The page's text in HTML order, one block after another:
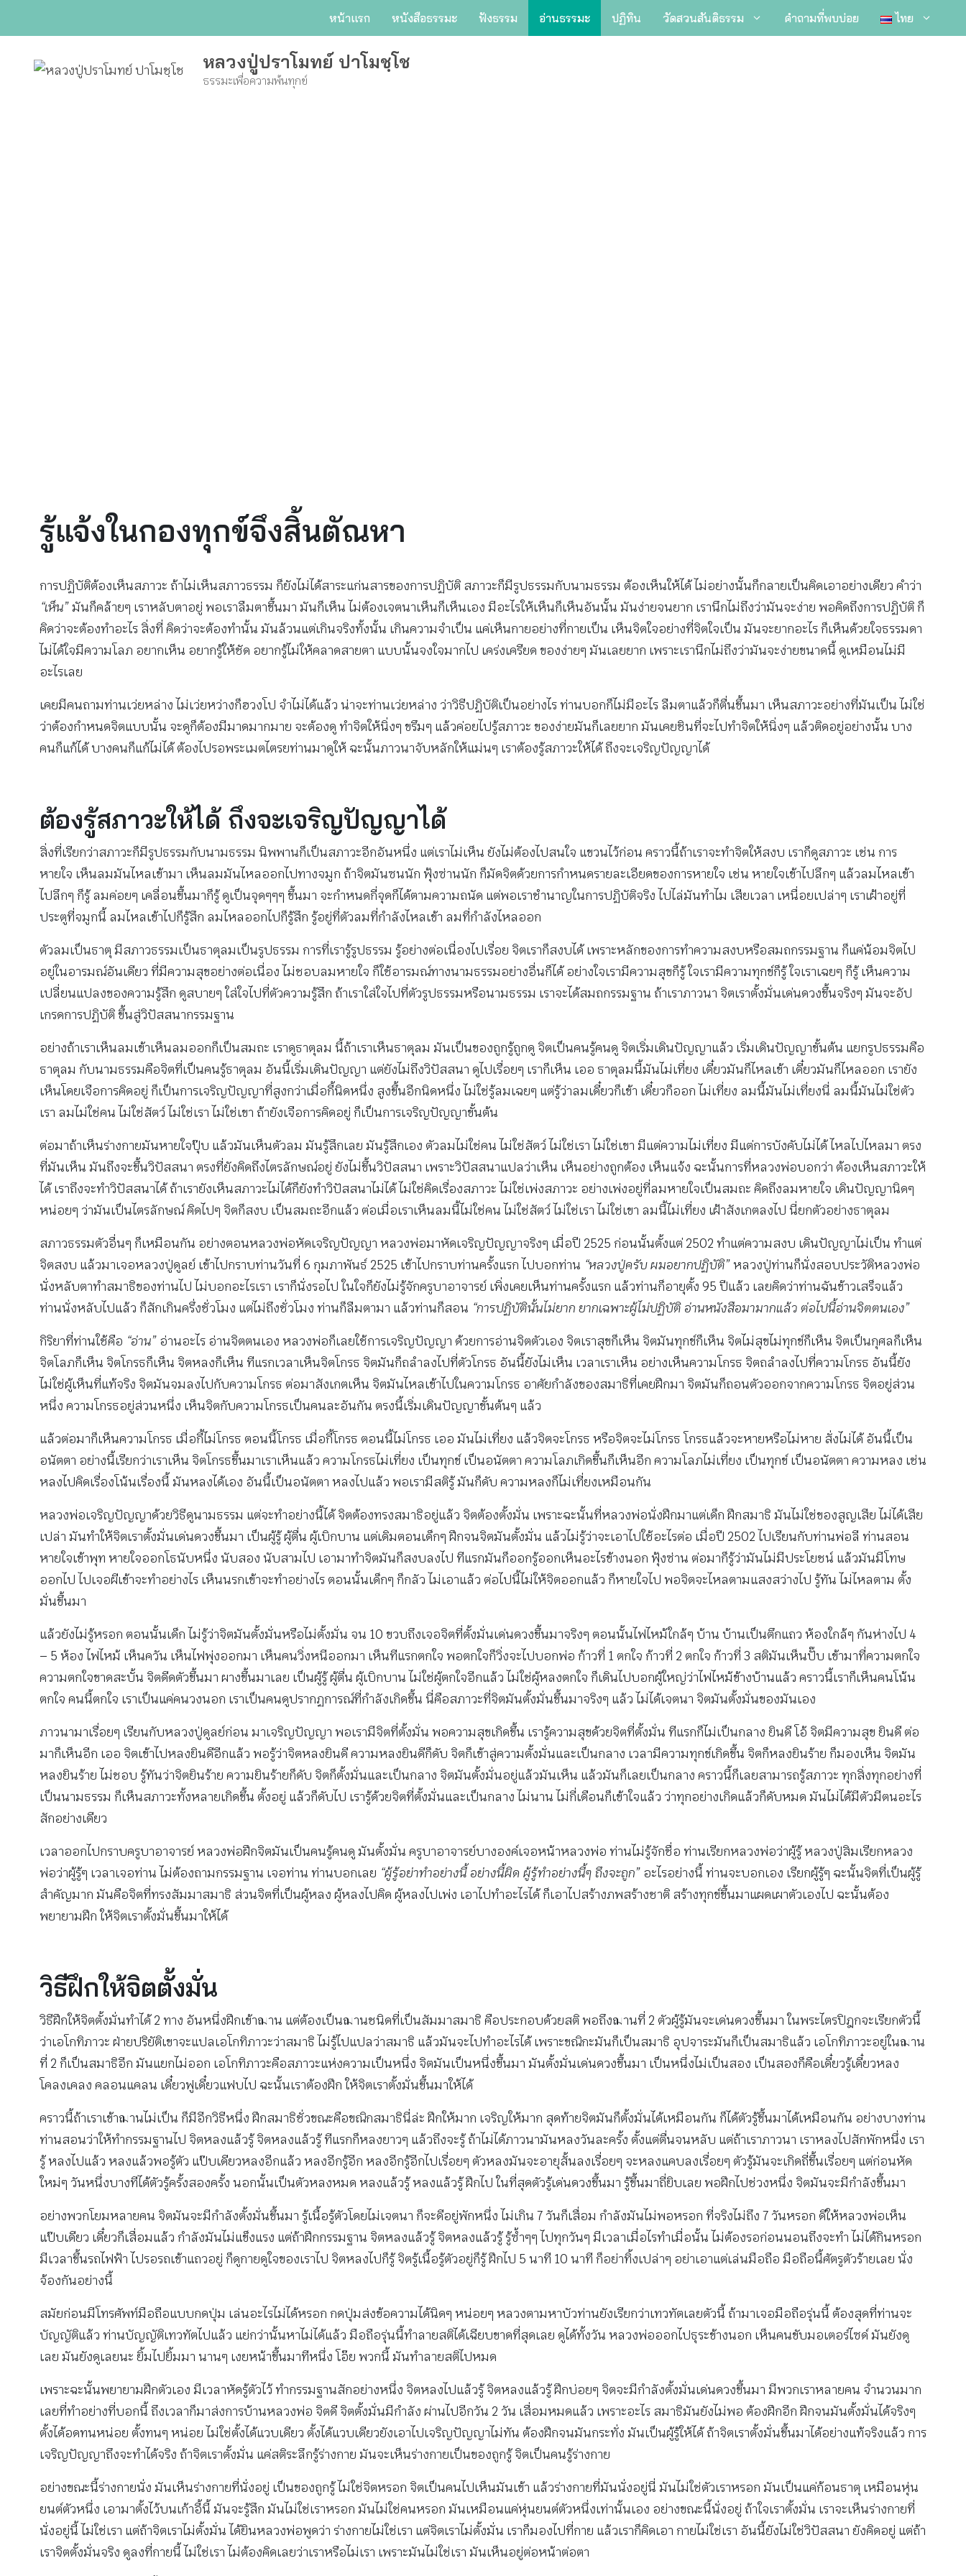
หน้าแรก หนังสือธรรมะ ฟังธรรม อ่านธรรมะ ปฏิทิน วัดสวนสันติธรรม คำถามที่พบบ่อย ไทย
หลวงปู่ปราโมทย์ ปาโมชฺโช
ธรรมะเพื่อความพ้นทุกข์
รู้แจ้งในกองทุกข์จึงสิ้นตัณหา
การปฏิบัติต้องเห็นสภาวะ ถ้าไม่เห็นสภาวธรรม ก็ยังไม่ได้สาระแก่นสารของการปฏิบัติ สภาวะก็มีรูปธรรมกับนามธรรม ต้องเห็นให้ได้ ไม่อย่างนั้นก็กลายเป็นคิดเอาอย่างเดียว คำว่า
“เห็น” มันก็คล้ายๆ เราหลับตาอยู่ พอเราลืมตาขึ้นมา มันก็เห็น ไม่ต้องเจตนาเห็นก็เห็นเอง มีอะไรให้เห็นก็เห็นอันนั้น มันง่ายจนยาก เรานึกไม่ถึงว่ามันจะง่าย พอคิดถึงการปฏิบัติ ก็
คิดว่าจะต้องทำอะไร สิ่งที่ คิดว่าจะต้องทำนั้น มันล้วนแต่เกินจริงทั้งนั้น เกินความจำเป็น แค่เห็นกายอย่างที่กายเป็น เห็นจิตใจอย่างที่จิตใจเป็น มันจะยากอะไร ก็เห็นด้วยใจธรรมดา
ไม่ได้ใจมีความโลภ อยากเห็น อยากรู้ให้ชัด อยากรู้ไม่ให้คลาดสายตา แบบนั้นจงใจมากไป เคร่งเครียด ของง่ายๆ มันเลยยาก เพราะเรานึกไม่ถึงว่ามันจะง่ายขนาดนี้ ดูเหมือนไม่มี
อะไรเลย
เคยมีคนถามท่านเว่ยหล่าง ไม่เว่ยหว่างก็ฮวงโป จำไม่ได้แล้ว น่าจะท่านเว่ยหล่าง ว่าวิธีปฏิบัติเป็นอย่างไร ท่านบอกก็ไม่มีอะไร ลืมตาแล้วก็ตื่นขึ้นมา เห็นสภาวะอย่างที่มันเป็น ไม่ใช่
ว่าต้องกำหนดจิตแบบนั้น จะดูก็ต้องมีมาดมากมาย จะต้องดู ทำจิตให้นิ่งๆ ขรึมๆ แล้วค่อยไปรู้สภาวะ ของง่ายมันก็เลยยาก มันเคยชินที่จะไปทำจิตให้นิ่งๆ แล้วติดอยู่อย่างนั้น บาง
คนก็แก้ได้ บางคนก็แก้ไม่ได้ ต้องไปรอพระเมตไตรยท่านมาดูให้ ฉะนั้นภาวนาจับหลักให้แม่นๆ เราต้องรู้สภาวะให้ได้ ถึงจะเจริญปัญญาได้
ต้องรู้สภาวะให้ได้ ถึงจะเจริญปัญญาได้
สิ่งที่เรียกว่าสภาวะก็มีรูปธรรมกับนามธรรม นิพพานก็เป็นสภาวะอีกอันหนึ่ง แต่เราไม่เห็น ยังไม่ต้องไปสนใจ แขวนไว้ก่อน คราวนี้ถ้าเราจะทำจิตให้สงบ เราก็ดูสภาวะ เช่น การ
หายใจ เห็นลมมันไหลเข้ามา เห็นลมมันไหลออกไปทางจมูก ถ้าจิตมันซนนัก ฟุ้งซ่านนัก ก็มัดจิตด้วยการกำหนดรายละเอียดของการหายใจ เช่น หายใจเข้าไปลึกๆ แล้วลมไหลเข้า
ไปลึกๆ ก็รู้ ลมค่อยๆ เคลื่อนขึ้นมาก็รู้ ดูเป็นจุดๆๆๆ ขึ้นมา จะกำหนดกี่จุดก็ได้ตามความถนัด แต่พอเราชำนาญในการปฏิบัติจริง ไปไล่มันทำไม เสียเวลา เหนื่อยเปล่าๆ เราเฝ้าอยู่ที่
ประตูที่จมูกนี้ ลมไหลเข้าไปก็รู้สึก ลมไหลออกไปก็รู้สึก รู้อยู่ที่ตัวลมที่กำลังไหลเข้า ลมที่กำลังไหลออก
ตัวลมเป็นธาตุ มีสภาวธรรมเป็นธาตุลมเป็นรูปธรรม การที่เรารู้รูปธรรม รู้อย่างต่อเนื่องไปเรื่อย จิตเราก็สงบได้ เพราะหลักของการทำความสงบหรือสมถกรรมฐาน ก็แค่น้อมจิตไป
อยู่ในอารมณ์อันเดียว ที่มีความสุขอย่างต่อเนื่อง ไม่ชอบลมหายใจ ก็ใช้อารมณ์ทางนามธรรมอย่างอื่นก็ได้ อย่างใจเรามีความสุขก็รู้ ใจเรามีความทุกข์ก็รู้ ใจเราเฉยๆ ก็รู้ เห็นความ
เปลี่ยนแปลงของความรู้สึก ดูสบายๆ ใส่ใจไปที่ตัวความรู้สึก ถ้าเราใส่ใจไปที่ตัวรูปธรรมหรือนามธรรม เราจะได้สมถกรรมฐาน ถ้าเราภาวนา จิตเราตั้งมั่นเด่นดวงขึ้นจริงๆ มันจะอัป
เกรดการปฏิบัติ ขึ้นสู่วิปัสสนากรรมฐาน
อย่างถ้าเราเห็นลมเข้าเห็นลมออกก็เป็นสมถะ เราดูธาตุลม นี้ถ้าเราเห็นธาตุลม มันเป็นของถูกรู้ถูกดู จิตเป็นคนรู้คนดู จิตเริ่มเดินปัญญาแล้ว เริ่มเดินปัญญาขั้นต้น แยกรูปธรรมคือ
ธาตุลม กับนามธรรมคือจิตที่เป็นคนรู้ธาตุลม อันนี้เริ่มเดินปัญญา แต่ยังไม่ถึงวิปัสสนา ดูไปเรื่อยๆ เราก็เห็น เออ ธาตุลมนี้มันไม่เที่ยง เดี๋ยวมันก็ไหลเข้า เดี๋ยวมันก็ไหลออก เรายัง
เห็นโดยเจือการคิดอยู่ ก็เป็นการเจริญปัญญาที่สูงกว่าเมื่อกี้นิดหนึ่ง สูงขึ้นอีกนิดหนึ่ง ไม่ใช่รู้ลมเฉยๆ แต่รู้ว่าลมเดี๋ยวก็เข้า เดี๋ยวก็ออก ไม่เที่ยง ลมนี้มันไม่เที่ยงนี่ ลมนี้มันไม่ใช่ตัว
เรา ลมไม่ใช่คน ไม่ใช่สัตว์ ไม่ใช่เรา ไม่ใช่เขา ถ้ายังเจือการคิดอยู่ ก็เป็นการเจริญปัญญาขั้นต้น
ต่อมาถ้าเห็นร่างกายมันหายใจปุ๊บ แล้วมันเห็นตัวลม มันรู้สึกเลย มันรู้สึกเอง ตัวลมไม่ใช่คน ไม่ใช่สัตว์ ไม่ใช่เรา ไม่ใช่เขา มีแต่ความไม่เที่ยง มีแต่การบังคับไม่ได้ ไหลไปไหลมา ตรง
ที่มันเห็น มันถึงจะขึ้นวิปัสสนา ตรงที่ยังคิดถึงไตรลักษณ์อยู่ ยังไม่ขึ้นวิปัสสนา เพราะวิปัสสนาแปลว่าเห็น เห็นอย่างถูกต้อง เห็นแจ้ง ฉะนั้นการที่หลวงพ่อบอกว่า ต้องเห็นสภาวะให้
ได้ เราถึงจะทำวิปัสสนาได้ ถ้าเรายังเห็นสภาวะไม่ได้ก็ยังทำวิปัสสนาไม่ได้ ไม่ใช่คิดเรื่องสภาวะ ไม่ใช่เพ่งสภาวะ อย่างเพ่งอยู่ที่ลมหายใจเป็นสมถะ คิดถึงลมหายใจ เดินปัญญานิดๆ
หน่อยๆ ว่ามันเป็นไตรลักษณ์ คิดไปๆ จิตก็สงบ เป็นสมถะอีกแล้ว ต่อเมื่อเราเห็นลมนี้ไม่ใช่คน ไม่ใช่สัตว์ ไม่ใช่เรา ไม่ใช่เขา ลมนี้ไม่เที่ยง เฝ้าสังเกตลงไป นี่ยกตัวอย่างธาตุลม
สภาวธรรมตัวอื่นๆ ก็เหมือนกัน อย่างตอนหลวงพ่อหัดเจริญปัญญา หลวงพ่อมาหัดเจริญปัญญาจริงๆ เมื่อปี 2525 ก่อนนั้นตั้งแต่ 2502 ทำแต่ความสงบ เดินปัญญาไม่เป็น ทำแต่
จิตสงบ แล้วมาเจอหลวงปู่ดูลย์ เข้าไปกราบท่านวันที่ 6 กุมภาพันธ์ 2525 เข้าไปกราบท่านครั้งแรก ไปบอกท่าน “หลวงปู่ครับ ผมอยากปฏิบัติ” หลวงปู่ท่านก็นั่งสอบประวัติหลวงพ่อ
นั่งหลับตาทำสมาธิของท่านไป ไม่บอกอะไรเรา เราก็นั่งรอไป ในใจก็ยังไม่รู้จักครูบาอาจารย์ เพิ่งเคยเห็นท่านครั้งแรก แล้วท่านก็อายุตั้ง 95 ปีแล้ว เลยคิดว่าท่านฉันข้าวเสร็จแล้ว
ท่านนั่งหลับไปแล้ว ก็สักเกินครึ่งชั่วโมง แต่ไม่ถึงชั่วโมง ท่านก็ลืมตามา แล้วท่านก็สอน “การปฏิบัตินั้นไม่ยาก ยากเฉพาะผู้ไม่ปฏิบัติ อ่านหนังสือมามากแล้ว ต่อไปนี้อ่านจิตตนเอง”
กิริยาที่ท่านใช้คือ “อ่าน” อ่านอะไร อ่านจิตตนเอง หลวงพ่อก็เลยใช้การเจริญปัญญา ด้วยการอ่านจิตตัวเอง จิตเราสุขก็เห็น จิตมันทุกข์ก็เห็น จิตไม่สุขไม่ทุกข์ก็เห็น จิตเป็นกุศลก็เห็น
จิตโลภก็เห็น จิตโกรธก็เห็น จิตหลงก็เห็น ทีแรกเวลาเห็นจิตโกรธ จิตมันก็ถลำลงไปที่ตัวโกรธ อันนี้ยังไม่เห็น เวลาเราเห็น อย่างเห็นความโกรธ จิตถลำลงไปที่ความโกรธ อันนี้ยัง
ไม่ใช่ผู้เห็นที่แท้จริง จิตมันจมลงไปกับความโกรธ ต่อมาสังเกตเห็น จิตมันไหลเข้าไปในความโกรธ อาศัยกำลังของสมาธิที่เคยฝึกมา จิตมันก็ถอนตัวออกจากความโกรธ จิตอยู่ส่วน
หนึ่ง ความโกรธอยู่ส่วนหนึ่ง เห็นจิตกับความโกรธเป็นคนละอันกัน ตรงนี้เริ่มเดินปัญญาขั้นต้นๆ แล้ว
แล้วต่อมาก็เห็นความโกรธ เมื่อกี้ไม่โกรธ ตอนนี้โกรธ เมื่อกี้โกรธ ตอนนี้ไม่โกรธ เออ มันไม่เที่ยง แล้วจิตจะโกรธ หรือจิตจะไม่โกรธ โกรธแล้วจะหายหรือไม่หาย สั่งไม่ได้ อันนี้เป็น
อนัตตา อย่างนี้เรียกว่าเราเห็น จิตโกรธขึ้นมาเราเห็นแล้ว ความโกรธไม่เที่ยง เป็นทุกข์ เป็นอนัตตา ความโลภเกิดขึ้นก็เห็นอีก ความโลภไม่เที่ยง เป็นทุกข์ เป็นอนัตตา ความหลง เช่น
หลงไปคิดเรื่องโน้นเรื่องนี้ มันหลงได้เอง อันนี้เป็นอนัตตา หลงไปแล้ว พอเรามีสติรู้ มันก็ดับ ความหลงก็ไม่เที่ยงเหมือนกัน
หลวงพ่อเจริญปัญญาด้วยวิธีดูนามธรรม แต่จะทำอย่างนี้ได้ จิตต้องทรงสมาธิอยู่แล้ว จิตต้องตั้งมั่น เพราะฉะนั้นที่หลวงพ่อนั่งฝึกมาแต่เด็ก ฝึกสมาธิ มันไม่ใช่ของสูญเสีย ไม่ได้เสีย
เปล่า มันทำให้จิตเราตั้งมั่นเด่นดวงขึ้นมา เป็นผู้รู้ ผู้ตื่น ผู้เบิกบาน แต่เดิมตอนเด็กๆ ฝึกจนจิตมันตั้งมั่น แล้วไม่รู้ว่าจะเอาไปใช้อะไรต่อ เมื่อปี 2502 ไปเรียนกับท่านพ่อลี ท่านสอน
หายใจเข้าพุท หายใจออกโธนับหนึ่ง นับสอง นับสามไป เอามาทำจิตมันก็สงบลงไป ทีแรกมันก็ออกรู้ออกเห็นอะไรข้างนอก ฟุ้งซ่าน ต่อมาก็รู้ว่ามันไม่มีประโยชน์ แล้วมันมีโทษ
ออกไป ไปเจอผีเข้าจะทำอย่างไร เห็นนรกเข้าจะทำอย่างไร ตอนนั้นเด็กๆ ก็กลัว ไม่เอาแล้ว ต่อไปนี้ไม่ให้จิตออกแล้ว ก็หายใจไป พอจิตจะไหลตามแสงสว่างไป รู้ทัน ไม่ไหลตาม ตั้ง
มั่นขึ้นมา
แล้วยังไม่รู้หรอก ตอนนั้นเด็ก ไม่รู้ว่าจิตมันตั้งมั่นหรือไม่ตั้งมั่น จน 10 ขวบถึงเจอจิตที่ตั้งมั่นเด่นดวงขึ้นมาจริงๆ ตอนนั้นไฟไหม้ใกล้ๆ บ้าน บ้านเป็นตึกแถว ห้องใกล้ๆ กันห่างไป 4
– 5 ห้อง ไฟไหม้ เห็นควัน เห็นไฟพุ่งออกมา เห็นคนวิ่งหนีออกมา เห็นทีแรกตกใจ พอตกใจก็วิ่งจะไปบอกพ่อ ก้าวที่ 1 ตกใจ ก้าวที่ 2 ตกใจ ก้าวที่ 3 สติมันเห็นปั๊บ เข้ามาที่ความตกใจ
ความตกใจขาดสะบั้น จิตดีดตัวขึ้นมา ผางขึ้นมาเลย เป็นผู้รู้ ผู้ตื่น ผู้เบิกบาน ไม่ใช่ผู้ตกใจอีกแล้ว ไม่ใช่ผู้หลงตกใจ ก็เดินไปบอกผู้ใหญ่ว่าไฟไหม้ข้างบ้านแล้ว คราวนี้เราก็เห็นคนโน้น
ตกใจ คนนี้ตกใจ เราเป็นแค่คนวงนอก เราเป็นคนดูปรากฏการณ์ที่กำลังเกิดขึ้น นี่คือสภาวะที่จิตมันตั้งมั่นขึ้นมาจริงๆ แล้ว ไม่ได้เจตนา จิตมันตั้งมั่นของมันเอง
ภาวนามาเรื่อยๆ เรียนกับหลวงปู่ดูลย์ก่อน มาเจริญปัญญา พอเรามีจิตที่ตั้งมั่น พอความสุขเกิดขึ้น เรารู้ความสุขด้วยจิตที่ตั้งมั่น ทีแรกก็ไม่เป็นกลาง ยินดี โอ้ จิตมีความสุข ยินดี ต่อ
มาก็เห็นอีก เออ จิตเข้าไปหลงยินดีอีกแล้ว พอรู้ว่าจิตหลงยินดี ความหลงยินดีก็ดับ จิตก็เข้าสู่ความตั้งมั่นและเป็นกลาง เวลามีความทุกข์เกิดขึ้น จิตก็หลงยินร้าย ก็มองเห็น จิตมัน
หลงยินร้าย ไม่ชอบ รู้ทันว่าจิตยินร้าย ความยินร้ายก็ดับ จิตก็ตั้งมั่นและเป็นกลาง จิตมันตั้งมั่นอยู่แล้วมันเห็น แล้วมันก็เลยเป็นกลาง คราวนี้ก็เลยสามารถรู้สภาวะ ทุกสิ่งทุกอย่างที่
เป็นนามธรรม ก็เห็นสภาวะทั้งหลายเกิดขึ้น ตั้งอยู่ แล้วก็ดับไป เรารู้ด้วยจิตที่ตั้งมั่นและเป็นกลาง ไม่นาน ไม่กี่เดือนก็เข้าใจแล้ว ว่าทุกอย่างเกิดแล้วก็ดับหมด มันไม่ได้มีตัวมีตนอะไร
สักอย่างเดียว
เวลาออกไปกราบครูบาอาจารย์ หลวงพ่อฝึกจิตมันเป็นคนรู้คนดู มันตั้งมั่น ครูบาอาจารย์บางองค์เจอหน้าหลวงพ่อ ท่านไม่รู้จักชื่อ ท่านเรียกหลวงพ่อว่าผู้รู้ หลวงปู่สิมเรียกหลวง
พ่อว่าผู้รู้ๆ เวลาเจอท่าน ไม่ต้องถามกรรมฐาน เจอท่าน ท่านบอกเลย “ผู้รู้อย่าทำอย่างนี้ อย่างนี้ผิด ผู้รู้ทำอย่างนี้ๆ ถึงจะถูก” อะไรอย่างนี้ ท่านจะบอกเอง เรียกผู้รู้ๆ ฉะนั้นจิตที่เป็นผู้รู้
สำคัญมาก มันคือจิตที่ทรงสัมมาสมาธิ ส่วนจิตที่เป็นผู้หลง ผู้หลงไปคิด ผู้หลงไปเพ่ง เอาไปทำอะไรได้ ก็เอาไปสร้างภพสร้างชาติ สร้างทุกข์ขึ้นมาแผดเผาตัวเองไป ฉะนั้นต้อง
พยายามฝึก ให้จิตเราตั้งมั่นขึ้นมาให้ได้
วิธีฝึกให้จิตตั้งมั่น
วิธีฝึกให้จิตตั้งมั่นทำได้ 2 ทาง อันหนึ่งฝึกเข้าฌาน แต่ต้องเป็นฌานชนิดที่เป็นสัมมาสมาธิ คือประกอบด้วยสติ พอถึงฌานที่ 2 ตัวผู้รู้มันจะเด่นดวงขึ้นมา ในพระไตรปิฎกจะเรียกตัวนี้
ว่าเอโกทิภาวะ ฝ่ายปริยัติเขาจะแปลเอโกทิภาวะว่าสมาธิ ไม่รู้ไปแปลว่าสมาธิ แล้วมันจะไปทำอะไรได้ เพราะขณิกะมันก็เป็นสมาธิ อุปจาระมันก็เป็นสมาธิแล้ว เอโกทิภาวะอยู่ในฌาน
ที่ 2 ก็เป็นสมาธิอีก มันแยกไม่ออก เอโกทิภาวะคือสภาวะแห่งความเป็นหนึ่ง จิตมันเป็นหนึ่งขึ้นมา มันตั้งมั่นเด่นดวงขึ้นมา เป็นหนึ่งไม่เป็นสอง เป็นสองก็คือเดี๋ยวรู้เดี๋ยวหลง
โคลงเคลง คลอนแคลน เดี๋ยวฟูเดี๋ยวแฟบไป ฉะนั้นเราต้องฝึก ให้จิตเราตั้งมั่นขึ้นมาให้ได้
คราวนี้ถ้าเราเข้าฌานไม่เป็น ก็มีอีกวิธีหนึ่ง ฝึกสมาธิชั่วขณะคือขณิกสมาธินี่ล่ะ ฝึกให้มาก เจริญให้มาก สุดท้ายจิตมันก็ตั้งมั่นได้เหมือนกัน ก็ได้ตัวรู้ขึ้นมาได้เหมือนกัน อย่างบางท่าน
ท่านสอนว่าให้ทำกรรมฐานไป จิตหลงแล้วรู้ จิตหลงแล้วรู้ ทีแรกก็หลงยาวๆ แล้วถึงจะรู้ ถ้าไม่ได้ภาวนามันหลงวันละครั้ง ตั้งแต่ตื่นจนหลับ แต่ถ้าเราภาวนา เราหลงไปสักพักหนึ่ง เรา
รู้ หลงไปแล้ว หลงแล้วพอรู้ตัว แป๊บเดียวหลงอีกแล้ว หลงอีกรู้อีก หลงอีกรู้อีกไปเรื่อยๆ ตัวหลงมันจะอายุสั้นลงเรื่อยๆ จะหลงแคบลงเรื่อยๆ ตัวรู้มันจะเกิดถี่ขึ้นเรื่อยๆ แต่ก่อนหัด
ใหม่ๆ วันหนึ่งบางทีได้ตัวรู้ครั้งสองครั้ง นอกนั้นเป็นตัวหลงหมด หลงแล้วรู้ หลงแล้วรู้ ฝึกไป ในที่สุดตัวรู้เด่นดวงขึ้นมา รู้ขึ้นมาถี่ยิบเลย พอฝึกไปช่วงหนึ่ง จิตมันจะมีกำลังขึ้นมา
อย่างพวกโยมหลายคน จิตมันจะมีกำลังตั้งมั่นขึ้นมา รู้เนื้อรู้ตัวโดยไม่เจตนา ก็จะดีอยู่พักหนึ่ง ไม่เกิน 7 วันก็เสื่อม กำลังมันไม่พอหรอก ที่จริงไม่ถึง 7 วันหรอก ดีให้หลวงพ่อเห็น
แป๊บเดียว เดี๋ยวก็เสื่อมแล้ว กำลังมันไม่แข็งแรง แต่ถ้าฝึกกรรมฐาน จิตหลงแล้วรู้ จิตหลงแล้วรู้ รู้ซ้ำๆๆ ไปทุกวันๆ มีเวลาเมื่อไรทำเมื่อนั้น ไม่ต้องรอก่อนนอนถึงจะทำ ไม่ได้กินหรอก
มีเวลาขึ้นรถไฟฟ้า ไปรอรถเข้าแถวอยู่ ก็ดูกายดูใจของเราไป จิตหลงไปก็รู้ จิตรู้เนื้อรู้ตัวอยู่ก็รู้ ฝึกไป 5 นาที 10 นาที ก็อย่าทิ้งเปล่าๆ อย่าเอาแต่เล่นมือถือ มือถือนี้ศัตรูตัวร้ายเลย นั่ง
จ้องกันอย่างนี้
สมัยก่อนมีโทรศัพท์มือถือแบบกดปุ่ม เล่นอะไรไม่ได้หรอก กดปุ่มส่งข้อความได้นิดๆ หน่อยๆ หลวงตามหาบัวท่านยังเรียกว่าเทวทัตเลยตัวนี้ ถ้ามาเจอมือถือรุ่นนี้ ต้องสุดที่ท่านจะ
บัญญัติแล้ว ท่านบัญญัติเทวทัตไปแล้ว แย่กว่านั้นหาไม่ได้แล้ว มือถือรุ่นนี้ทำลายสติได้เฉียบขาดที่สุดเลย ดูได้ทั้งวัน หลวงพ่อออกไปธุระข้างนอก เห็นคนขับมอเตอร์ไซด์ มันยังดู
เลย มันยังดูเลยนะ ยิ้มไปยิ้มมา นานๆ เงยหน้าขึ้นมาทีหนึ่ง โอ๊ย พวกนี้ มันทำลายสติไปหมด
เพราะฉะนั้นพยายามฝึกตัวเอง มีเวลาหัดรู้ตัวไว้ ทำกรรมฐานสักอย่างหนึ่ง จิตหลงไปแล้วรู้ จิตหลงแล้วรู้ ฝึกบ่อยๆ จิตจะมีกำลังตั้งมั่นเด่นดวงขึ้นมา มีพวกเราหลายคน จำนวนมาก
เลยที่ทำอย่างที่บอกนี้ ถึงเวลาก็มาส่งการบ้านหลวงพ่อ จิตดี จิตตั้งมั่นมีกำลัง ผ่านไปอีกวัน 2 วัน เสื่อมหมดแล้ว เพราะอะไร สมาธิมันยังไม่พอ ต้องฝึกอีก ฝึกจนมันตั้งมั่นได้จริงๆ
ตั้งได้อดทนหน่อย ตั้งทนๆ หน่อย ไม่ใช่ตั้งได้แวบเดียว ตั้งได้แวบเดียวยังเอาไปเจริญปัญญาไม่ทัน ต้องฝึกจนมันกระทั่ง มันเป็นผู้รู้ให้ได้ ถ้าจิตเราตั้งมั่นขึ้นมาได้อย่างแท้จริงแล้ว การ
เจริญปัญญาถึงจะทำได้จริง ถ้าจิตเราตั้งมั่น แค่สติระลึกรู้ร่างกาย มันจะเห็นร่างกายเป็นของถูกรู้ จิตเป็นคนรู้ร่างกาย
อย่างขณะนี้ร่างกายนั่ง มันเห็นร่างกายที่นั่งอยู่ เป็นของถูกรู้ ไม่ใช่จิตหรอก จิตเป็นคนไปเห็นมันเข้า แล้วร่างกายที่มันนั่งอยู่นี่ มันไม่ใช่ตัวเราหรอก มันเป็นแค่ก้อนธาตุ เหมือนหุ่น
ยนต์ตัวหนึ่ง เอามาตั้งไว้บนเก้าอี้นี้ มันจะรู้สึก มันไม่ใช่เราหรอก มันไม่ใช่คนหรอก มันเหมือนแค่หุ่นยนต์ตัวหนึ่งเท่านั้นเอง อย่างขณะนี้นั่งอยู่ ถ้าใจเราตั้งมั่น เราจะเห็นร่างกายที่
นั่งอยู่นี้ ไม่ใช่เรา แต่ถ้าจิตเราไม่ตั้งมั่น ได้ยินหลวงพ่อพูดว่า ร่างกายไม่ใช่เรา แต่จิตเราไม่ตั้งมั่น เราก็มองไปที่กาย แล้วเราก็คิดเอา กายไม่ใช่เรา อันนี้ยังไม่ใช่วิปัสสนา ยังคิดอยู่ แต่ถ้า
เราจิตตั้งมั่นจริง ดูลงที่กายนี้ ไม่ใช่เรา ไม่ต้องคิดเลยว่าเราหรือไม่เรา เพราะมันไม่ใช่เรา มันเห็นอยู่ต่อหน้าต่อตา